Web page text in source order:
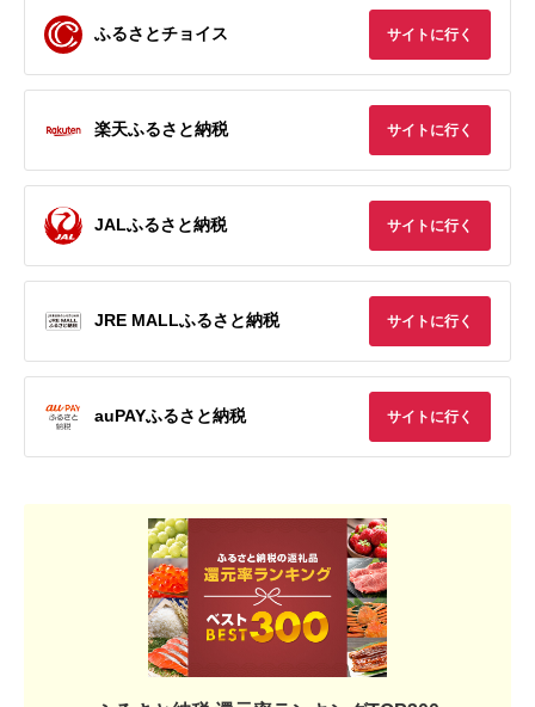
ふるさとチョイス サイトに行く
楽天ふるさと納税 サイトに行く
JALふるさと納税 サイトに行く
JRE MALLふるさと納税 サイトに行く
auPAYふるさと納税 サイトに行く